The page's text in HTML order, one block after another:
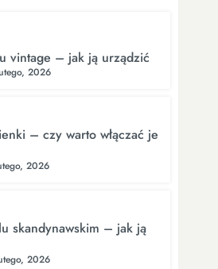
vintage – jak ją urządzić
2026
– czy warto włączać je
2026
skandynawskim – jak ją
2026